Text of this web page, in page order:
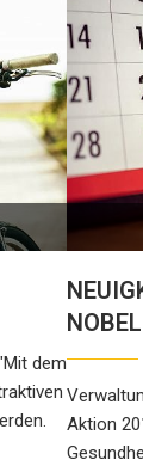
dem
NOBEL
Aktion